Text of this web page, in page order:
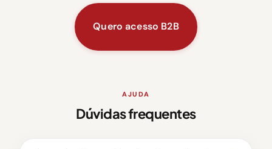
Quero acesso B2B
AJUDA
Dúvidas frequentes